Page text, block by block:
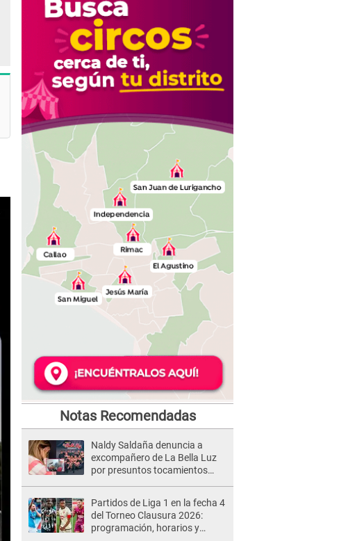
Notas Recomendadas
Naldy Saldaña denuncia a
excompañero de La Bella Luz
por presuntos tocamientos
Partidos de Liga 1 en la fecha 4
del Torneo Clausura 2026:
programación, horarios y